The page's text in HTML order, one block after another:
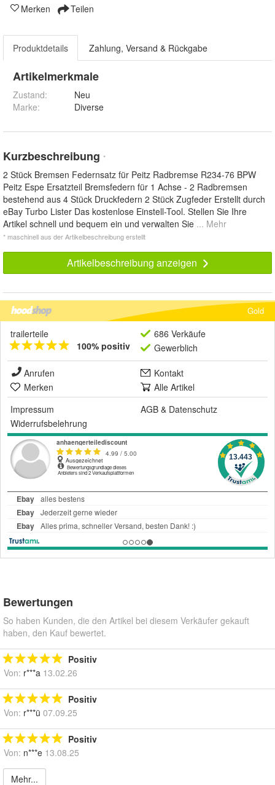
Merken Teilen
Produktdetails Zahlung, Versand & Rückgabe
Artikelmerkmale
Zustand:
Neu
Marke:
Diverse
Kurzbeschreibung *
2 Stück Bremsen Federnsatz für Peitz Radbremse R234-76 BPW
Peitz Espe Ersatzteil Bremsfedern für 1 Achse - 2 Radbremsen
bestehend aus 4 Stück Druckfedern 2 Stück Zugfeder Erstellt durch
eBay Turbo Lister Das kostenlose Einstell-Tool. Stellen Sie Ihre
Artikel schnell und bequem ein und verwalten Sie ... Mehr
* maschinell aus der Artikelbeschreibung erstellt
Artikelbeschreibung anzeigen
Gold
trailerteile
100% positiv
686 Verkäufe
Gewerblich
Anrufen
Kontakt
Merken
Alle Artikel
Impressum
AGB & Datenschutz
Widerrufsbelehrung
Bewertungen
So haben Kunden, die den Artikel bei diesem Verkäufer gekauft
haben, den Kauf bewertet.
Positiv
Von: r***a 13.02.26
Positiv
Von: r***ü 07.09.25
Positiv
Von: n***e 13.08.25
Mehr...